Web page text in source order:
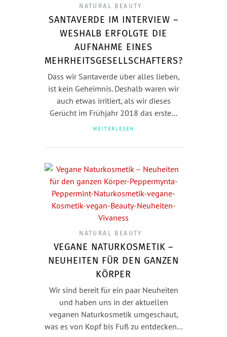
NATURAL BEAUTY
SANTAVERDE IM INTERVIEW –
WESHALB ERFOLGTE DIE
AUFNAHME EINES
MEHRHEITSGESELLSCHAFTERS?
Dass wir Santaverde über alles lieben,
ist kein Geheimnis. Deshalb waren wir
auch etwas irritiert, als wir dieses
Gerücht im Frühjahr 2018 das erste…
WEITERLESEN
NATURAL BEAUTY
VEGANE NATURKOSMETIK –
NEUHEITEN FÜR DEN GANZEN
KÖRPER
Wir sind bereit für ein paar Neuheiten
und haben uns in der aktuellen
veganen Naturkosmetik umgeschaut,
was es von Kopf bis Fuß zu entdecken…